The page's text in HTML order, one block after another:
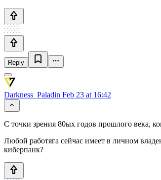
Reply
Darkness_Paladin Feb 23 at 16:42
С точки зрения 80ых годов прошлого века,
Любой работяга сейчас имеет в личном
киберпанк?